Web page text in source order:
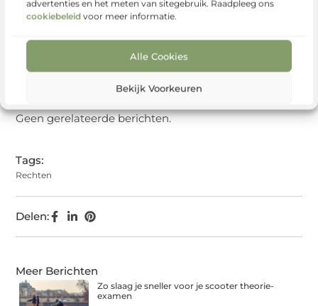
advertenties en het meten van sitegebruik. Raadpleeg ons
cookiebeleid voor meer informatie.
Alle Cookies
Bekijk Voorkeuren
Goed artikel? Deel hem dan
op:
Facebook Pinterest
Geen gerelateerde berichten.
Tags:
Rechten
Delen:
Meer Berichten
Zo slaag je sneller voor je scooter theorie-
examen